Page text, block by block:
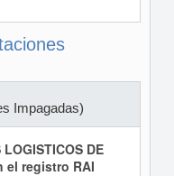
Impagadas)
DE
el registro RAI